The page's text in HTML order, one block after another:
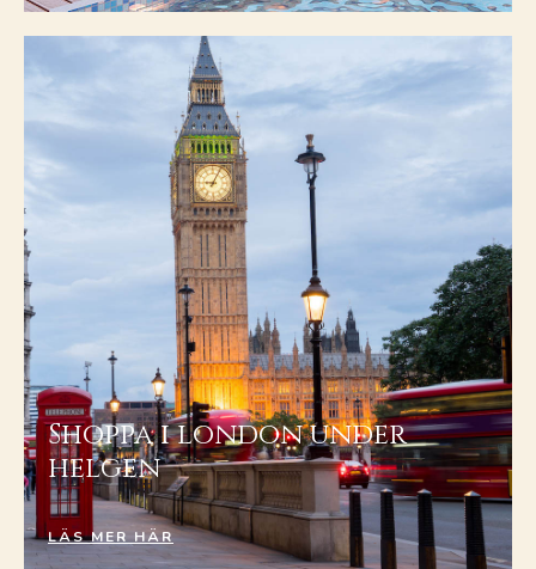
Shoppa i london under
helgen
LÄS MER HÄR